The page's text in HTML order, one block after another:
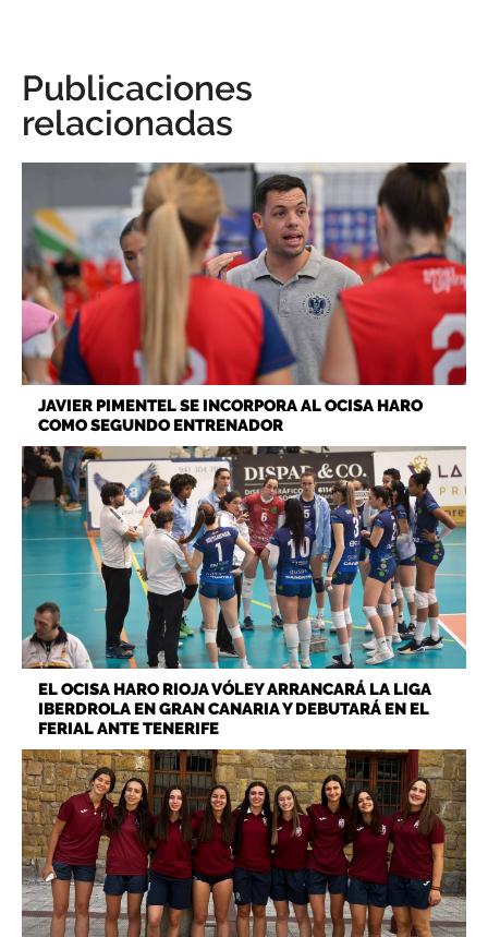
Publicaciones
relacionadas
JAVIER PIMENTEL SE INCORPORA AL OCISA HARO
COMO SEGUNDO ENTRENADOR
EL OCISA HARO RIOJA VÓLEY ARRANCARÁ LA LIGA
IBERDROLA EN GRAN CANARIA Y DEBUTARÁ EN EL
FERIAL ANTE TENERIFE